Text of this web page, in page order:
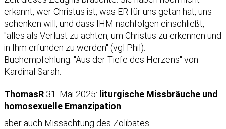
erkannt, wer Christus ist, was ER für uns getan hat, uns
schenken will, und dass IHM nachfolgen einschließt,
"alles als Verlust zu achten, um Christus zu erkennen und
in Ihm erfunden zu werden" (vgl Phil).
Buchempfehlung: "Aus der Tiefe des Herzens" von
Kardinal Sarah.
ThomasR 31. Mai 2025: liturgische Missbräuche und
homosexuelle Emanzipation
aber auch Missachtung des Zölibates